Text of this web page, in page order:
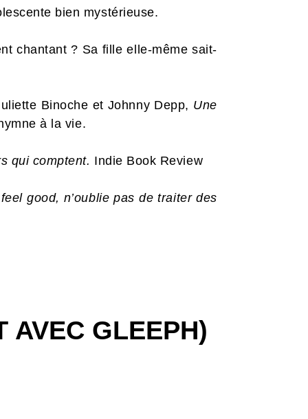
bien mystérieuse.
chantant ? Sa fille elle-même sait-
Binoche et Johnny Depp, Une
à la vie.
qui comptent. Indie Book Review
good, n’oublie pas de traiter des
AVEC GLEEPH)